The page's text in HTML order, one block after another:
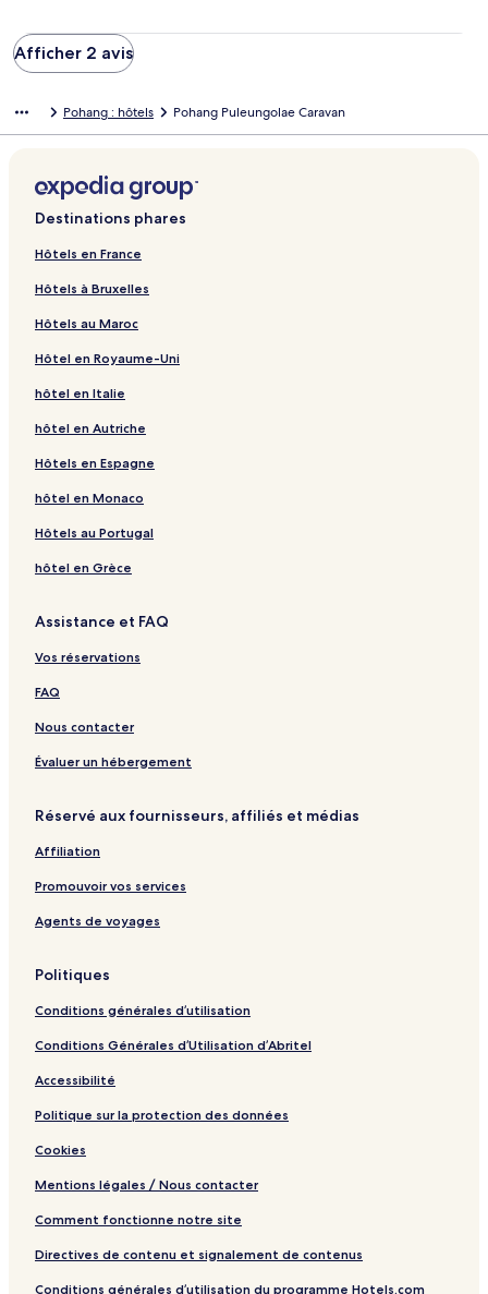
Afficher 2 avis
Pohang : hôtels Pohang Puleungolae Caravan
Destinations phares
Hôtels en France
Hôtels à Bruxelles
Hôtels au Maroc
Hôtel en Royaume-Uni
hôtel en Italie
hôtel en Autriche
Hôtels en Espagne
hôtel en Monaco
Hôtels au Portugal
hôtel en Grèce
Assistance et FAQ
Vos réservations
FAQ
Nous contacter
Évaluer un hébergement
Réservé aux fournisseurs, affiliés et médias
Affiliation
Promouvoir vos services
Agents de voyages
Politiques
Conditions générales d’utilisation
Conditions Générales d’Utilisation d’Abritel
Accessibilité
Politique sur la protection des données
Cookies
Mentions légales / Nous contacter
Comment fonctionne notre site
Directives de contenu et signalement de contenus
Conditions générales d’utilisation du programme Hotels.com